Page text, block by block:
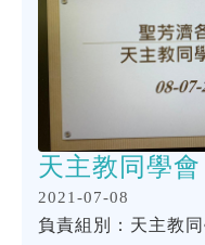
天主教同學
2021-07-08
負責組別：天主教